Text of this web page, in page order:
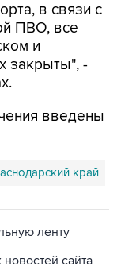
в связи с
ПВО, все
и
закрыты", -
введены
край
ленту
сайта